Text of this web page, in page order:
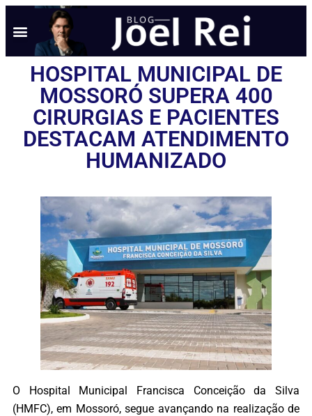
HOSPITAL MUNICIPAL DE
MOSSORÓ SUPERA 400
CIRURGIAS E PACIENTES
DESTACAM ATENDIMENTO
HUMANIZADO
O Hospital Municipal Francisca Conceição da Silva
(HMFC), em Mossoró, segue avançando na realização de